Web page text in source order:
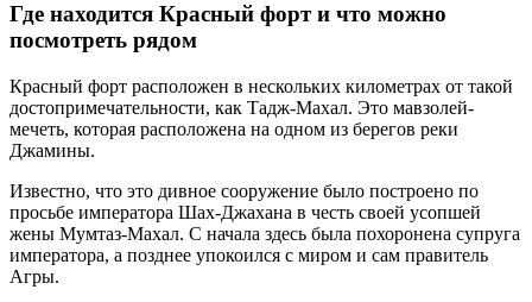
Где находится Красный форт и что можно
посмотреть рядом
Красный форт расположен в нескольких километрах от такой
достопримечательности, как Тадж-Махал. Это мавзолей-
мечеть, которая расположена на одном из берегов реки
Джамины.
Известно, что это дивное сооружение было построено по
просьбе императора Шах-Джахана в честь своей усопшей
жены Мумтаз-Махал. С начала здесь была похоронена супруга
императора, а позднее упокоился с миром и сам правитель
Агры.